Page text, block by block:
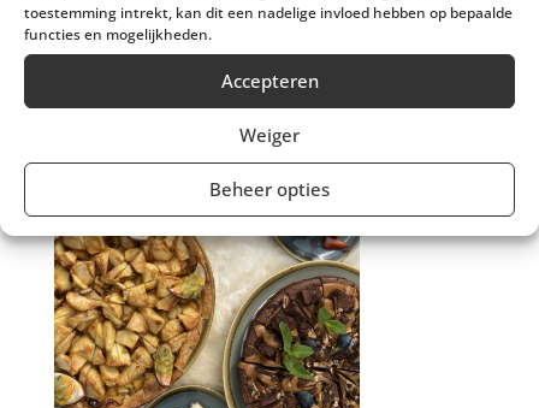
toestemming intrekt, kan dit een nadelige invloed hebben op bepaalde
functies en mogelijkheden.
Accepteren
Weiger
Beheer opties